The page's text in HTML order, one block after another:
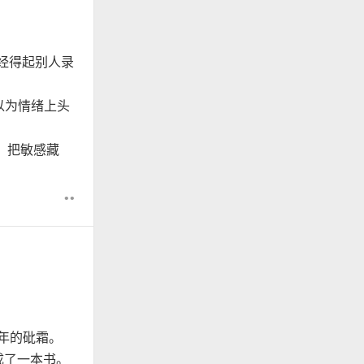
得起别人录
为情绪上头
把敏感藏
••
砒霜。
一本书。